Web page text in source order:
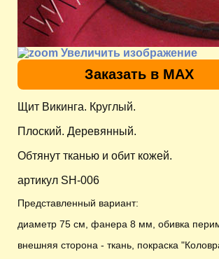
Увеличить изображение
Заказать в MAX
Щит Викинга. Круглый.
Плоский. Деревянный.
Обтянут тканью и обит кожей.
артикул SH-006
Представленный вариант:
диаметр 75 см, фанера 8 мм, обивка
внешняя сторона - ткань, покраска